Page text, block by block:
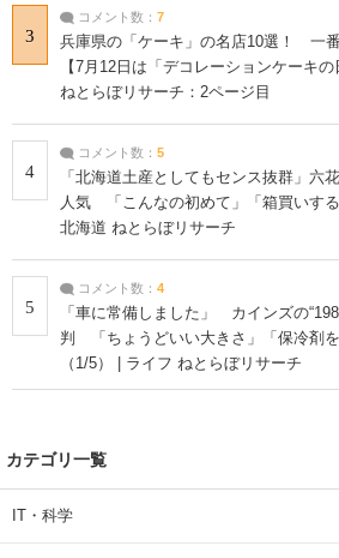
3
コメント数： 7
兵庫県の「ケーキ」の名店10選！ 一
【7月12日は「デコレーションケーキ
ねとらぼリサーチ：2ページ目
4
コメント数： 5
「北海道土産としてもセンス抜群」六
人気 「こんなの初めて」「箱買いする
北海道 ねとらぼリサーチ
5
コメント数： 4
「車に常備しました」 カインズの
判 「ちょうどいい大きさ」「保冷剤を
（1/5） | ライフ ねとらぼリサーチ
カテゴリ一覧
IT・科学